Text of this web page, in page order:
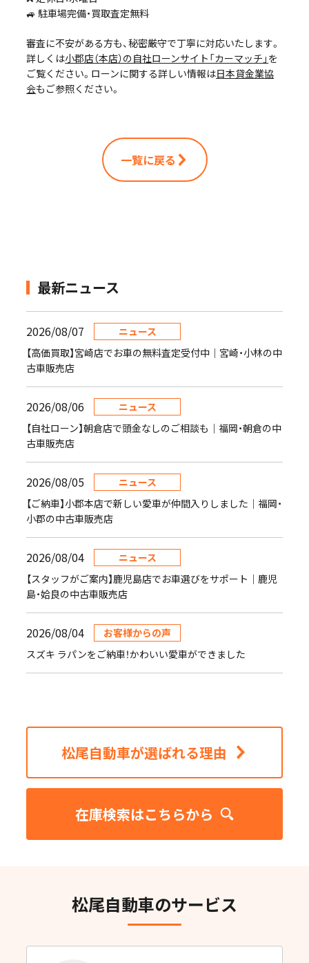
🚙 駐車場完備・買取査定無料
審査に不安がある方も、秘密厳守で丁寧に対応いたします。
詳しくは小郡店（本店）の自社ローンサイト「カーマッチ」 を
ご覧ください。ローンに関する詳しい情報は日本貸金業協
会もご参照ください。
一覧に戻る
最新ニュース
2026/08/07
ニュース
【高価買取】宮崎店でお車の無料査定受付中｜宮崎・小林の中
古車販売店
2026/08/06
ニュース
【自社ローン】朝倉店で頭金なしのご相談も｜福岡・朝倉の中
古車販売店
2026/08/05
ニュース
【ご納車】小郡本店で新しい愛車が仲間入りしました｜福岡・
小郡の中古車販売店
2026/08/04
ニュース
【スタッフがご案内】鹿児島店でお車選びをサポート｜鹿児
島・姶良の中古車販売店
2026/08/04
お客様からの声
スズキ ラパンをご納車！かわいい愛車ができました
松尾自動車が選ばれる理由
在庫検索はこちらから
松尾自動車のサービス